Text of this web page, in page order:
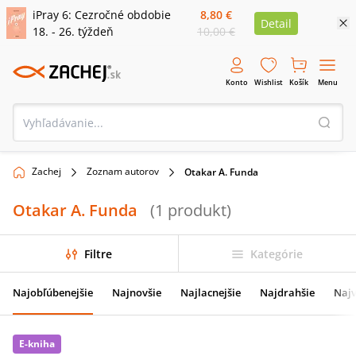
iPray 6: Cezročné obdobie
18. - 26. týždeň
8,80 €
10,00 €
Detail
Konto Wishlist Košík Menu
Zachej Zoznam autorov Otakar A. Funda
Otakar A. Funda (1 produkt)
Filtre Kategórie
Najobľúbenejšie Najnovšie Najlacnejšie Najdrahšie
E-kniha